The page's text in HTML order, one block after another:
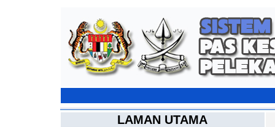
LAMAN UTAMA